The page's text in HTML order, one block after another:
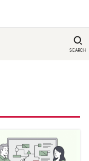
SEARCH